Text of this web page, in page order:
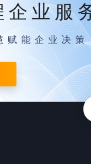
企业服
赋能企业决策